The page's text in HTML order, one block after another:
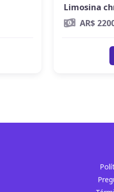
Limosina
AR$